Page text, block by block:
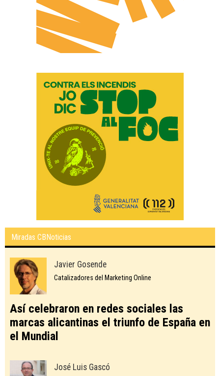
Miradas CBNoticias
Javier Gosende
Catalizadores del Marketing Online
Así celebraron en redes sociales las
marcas alicantinas el triunfo de España en
el Mundial
José Luis Gascó